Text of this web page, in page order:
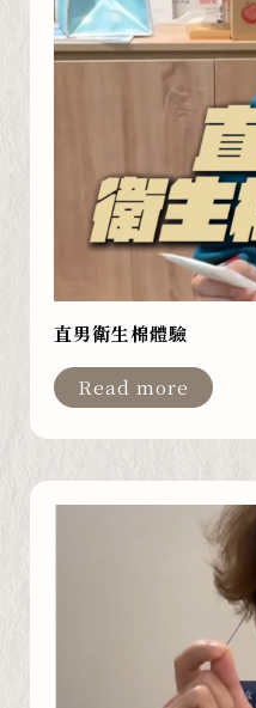
直男衛生棉體驗
Read more